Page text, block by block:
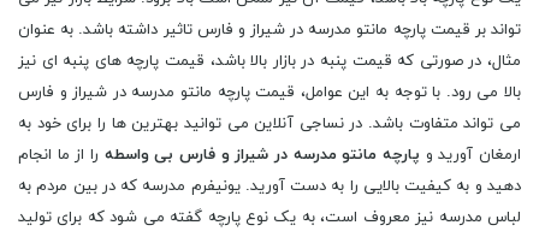
تواند بر قیمت پارچه مانتو مدرسه در شیراز و فارس تاثیر داشته باشد. به عنوان
مثال، در صورتی که قیمت پنبه در بازار بالا باشد، قیمت پارچه های پنبه ای نیز
بالا می رود. با توجه به این عوامل، قیمت پارچه مانتو مدرسه در شیراز و فارس
می تواند متفاوت باشد. در نساجی آنلاین می توانید بهترین ها را برای خود به
ارمغان آورید و پارچه مانتو مدرسه در شیراز و فارس بی واسطه را از ما انجام
دهید و به کیفیت بالایی را به دست آورید. یونیفرم مدرسه که در بین مردم به
لباس مدرسه نیز معروف است، به یک نوع پارچه گفته می شود که برای تولید